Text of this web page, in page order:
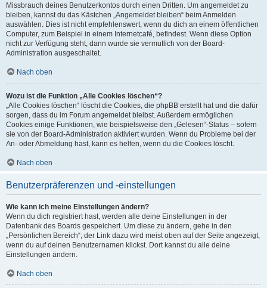
Missbrauch deines Benutzerkontos durch einen Dritten. Um angemeldet zu
bleiben, kannst du das Kästchen „Angemeldet bleiben“ beim Anmelden
auswählen. Dies ist nicht empfehlenswert, wenn du dich an einem öffentlichen
Computer, zum Beispiel in einem Internetcafé, befindest. Wenn diese Option
nicht zur Verfügung steht, dann wurde sie vermutlich von der Board-
Administration ausgeschaltet.
Nach oben
Wozu ist die Funktion „Alle Cookies löschen“?
„Alle Cookies löschen“ löscht die Cookies, die phpBB erstellt hat und die dafür
sorgen, dass du im Forum angemeldet bleibst. Außerdem ermöglichen
Cookies einige Funktionen, wie beispielsweise den „Gelesen“-Status – sofern
sie von der Board-Administration aktiviert wurden. Wenn du Probleme bei der
An- oder Abmeldung hast, kann es helfen, wenn du die Cookies löscht.
Nach oben
Benutzerpräferenzen und -einstellungen
Wie kann ich meine Einstellungen ändern?
Wenn du dich registriert hast, werden alle deine Einstellungen in der
Datenbank des Boards gespeichert. Um diese zu ändern, gehe in den
„Persönlichen Bereich“; der Link dazu wird meist oben auf der Seite angezeigt,
wenn du auf deinen Benutzernamen klickst. Dort kannst du alle deine
Einstellungen ändern.
Nach oben